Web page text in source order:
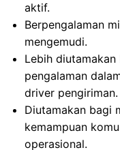
aktif.
Berpengalaman
mengemudi.
Lebih
pengalaman
driver pengiriman.
Diutamakan bagi
kemampuan
operasional.